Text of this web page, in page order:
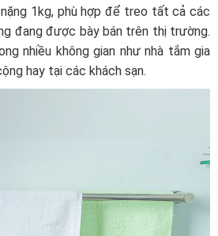
1kg, phù hợp để treo tất cả các
đang được bày bán trên thị trường.
nhiều không gian như nhà tắm gia
hay tại các khách sạn.